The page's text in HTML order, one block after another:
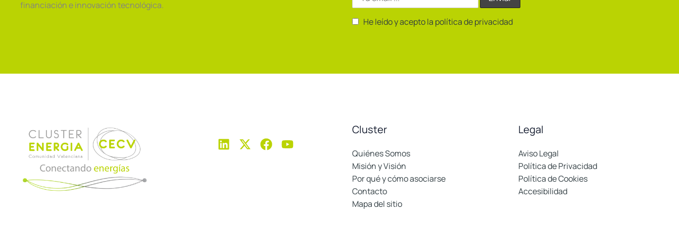
financiación e innovación tecnológica.
He leído y acepto la política de privacidad
Cluster
Quiénes Somos
Misión y Visión
Por qué y cómo asociarse
Contacto
Mapa del sitio
Legal
Aviso Legal
Política de Privacidad
Política de Cookies
Accesibilidad